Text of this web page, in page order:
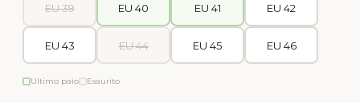
EU 39 EU 40 EU 41 EU 42
EU 43 EU 44 EU 45 EU 46
Ultimo paio Esaurito